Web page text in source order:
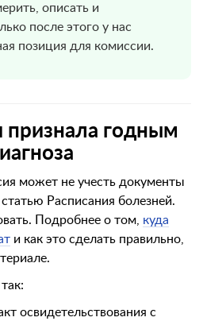
описать и
после этого у нас
позиция для комиссии.
признала годным
может не учесть документы
Расписания болезней.
Подробнее о том, куда
и как это сделать правильно,
освидетельствования с